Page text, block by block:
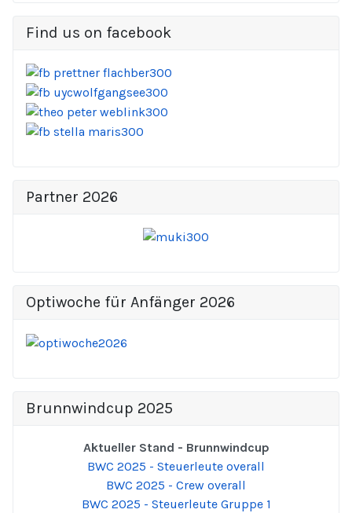
Find us on facebook
Partner 2026
Optiwoche für Anfänger 2026
Brunnwindcup 2025
Aktueller Stand - Brunnwindcup
BWC 2025 - Steuerleute overall
BWC 2025 - Crew overall
BWC 2025 - Steuerleute Gruppe 1